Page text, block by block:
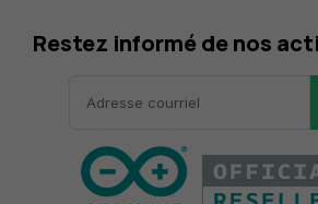
Restez informé de nos